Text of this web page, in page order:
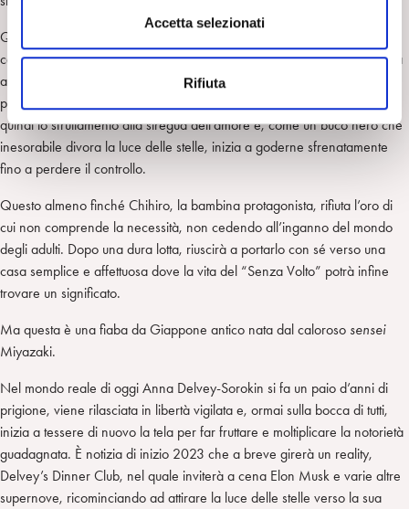
e
n
s
o
Accetta selezionati
Rifiuta
Quando nella “Città incantata” il “Senza Volto” capisce che l’oro può
comprare l’amore, o quel che ne appare, degli spiriti intorno a lui, inizia
a produrne quantità illimitate. Così, da pezzente emarginato diventa
presto un “Signore” rispettato che tutti fanno a gara per riverire. Tratta
quindi lo sfruttamento alla stregua dell’amore e, come un buco nero che
inesorabile divora la luce delle stelle, inizia a goderne sfrenatamente
fino a perdere il controllo.
Questo almeno finché Chihiro, la bambina protagonista, rifiuta l’oro di
cui non comprende la necessità, non cedendo all’inganno del mondo
degli adulti. Dopo una dura lotta, riuscirà a portarlo con sé verso una
casa semplice e affettuosa dove la vita del “Senza Volto” potrà infine
trovare un significato.
Ma questa è una fiaba da Giappone antico nata dal caloroso sensei
Miyazaki.
Nel mondo reale di oggi Anna Delvey-Sorokin si fa un paio d’anni di
prigione, viene rilasciata in libertà vigilata e, ormai sulla bocca di tutti,
inizia a tessere di nuovo la tela per far fruttare e moltiplicare la notorietà
guadagnata. È notizia di inizio 2023 che a breve girerà un reality,
Delvey’s Dinner Club, nel quale inviterà a cena Elon Musk e varie altre
supernove, ricominciando ad attirare la luce delle stelle verso la sua